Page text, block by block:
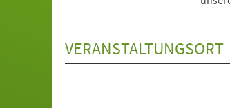
VERANSTALTUNGSORT